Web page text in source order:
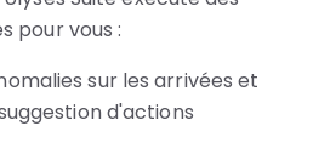
pour vous :
sur les arrivées et
d'actions